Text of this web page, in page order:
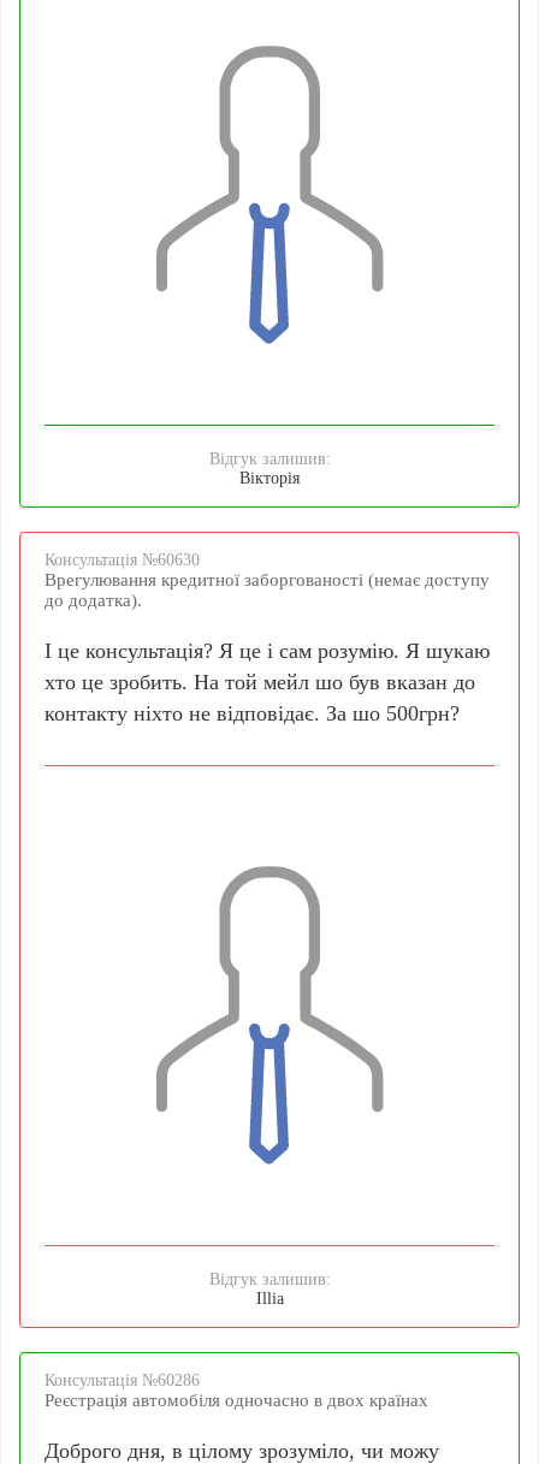
Відгук залишив:
Вікторія
Консультацiя №60630
Врегулювання кредитної заборгованості (немає доступу
до додатка).
І це консультація? Я це і сам розумію. Я шукаю
хто це зробить. На той мейл шо був вказан до
контакту ніхто не відповідає. За шо 500грн?
Відгук залишив:
Illia
Консультацiя №60286
Реєстрація автомобіля одночасно в двох країнах
Доброго дня, в цілому зрозуміло, чи можу